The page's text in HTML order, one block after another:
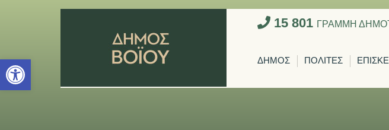
Ανοίξτε τη γραμμή εργαλείων
15 801 ΓΡΑΜΜΗ
ΔΗΜΟΣ ΠΟΛΙΤΕΣ